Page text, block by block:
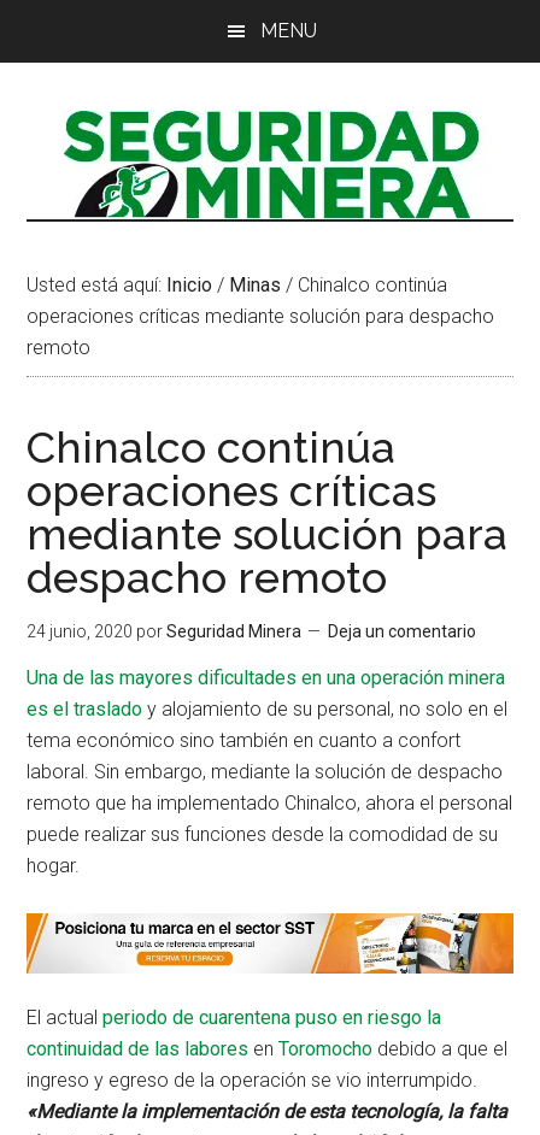
principal
MENU
Usted está aquí: Inicio / Minas / Chinalco continúa
operaciones críticas mediante solución para despacho
remoto
Chinalco continúa
operaciones críticas
mediante solución para
despacho remoto
24 junio, 2020 porSeguridad Minera Deja un comentario
Una de las mayores dificultades en una operación minera
es el traslado y alojamiento de su personal, no solo en el
tema económico sino también en cuanto a confort
laboral. Sin embargo, mediante la solución de despacho
remoto que ha implementado Chinalco, ahora el personal
puede realizar sus funciones desde la comodidad de su
hogar.
El actualperiodo de cuarentena puso en riesgo la
continuidad de las labores enToromocho debido a que el
ingreso y egreso de la operación se vio interrumpido.
«Mediante la implementación de esta tecnología, la falta